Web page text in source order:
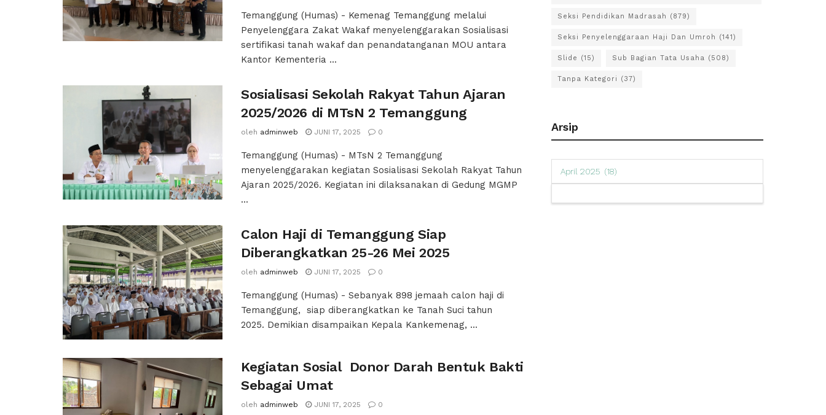
Temanggung (Humas) - Kemenag Temanggung melalui
Penyelenggara Zakat Wakaf menyelenggarakan Sosialisasi
sertifikasi tanah wakaf dan penandatanganan MOU antara
Kantor Kementeria ...
Sosialisasi Sekolah Rakyat Tahun Ajaran
2025/2026 di MTsN 2 Temanggung
oleh adminweb JUNI 17, 2025 0
Temanggung (Humas) - MTsN 2 Temanggung
menyelenggarakan kegiatan Sosialisasi Sekolah Rakyat Tahun
Ajaran 2025/2026. Kegiatan ini dilaksanakan di Gedung MGMP
...
Calon Haji di Temanggung Siap
Diberangkatkan 25-26 Mei 2025
oleh adminweb JUNI 17, 2025 0
Temanggung (Humas) - Sebanyak 898 jemaah calon haji di
Temanggung, siap diberangkatkan ke Tanah Suci tahun
2025. Demikian disampaikan Kepala Kankemenag, ...
Kegiatan Sosial Donor Darah Bentuk Bakti
Sebagai Umat
oleh adminweb JUNI 17, 2025 0
Seksi Pendidikan Madrasah (879)
Seksi Penyelenggaraan Haji Dan Umroh (141)
Slide (15) Sub Bagian Tata Usaha (508)
Tanpa Kategori (37)
Arsip
April 2025 (18)